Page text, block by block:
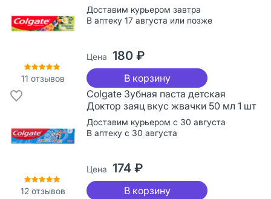
11 отзывов
Доставим курьером завтра
В аптеку 17 августа или позже
Цена 180 ₽
В корзину
12 отзывов
Colgate Зубная паста детская
Доктор заяц вкус жвачки 50 мл 1 шт
Доставим курьером с 30 августа
В аптеку с 30 августа
Цена 174 ₽
В корзину